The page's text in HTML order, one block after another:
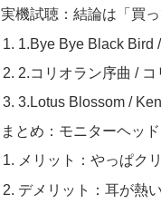
実機試聴：結論は「買っ
1.Bye Bye Black Bird
2.コリオラン序曲 /
3.Lotus Blossom /
まとめ：モニターヘッ
メリット：やっぱク
デメリット：耳が熱